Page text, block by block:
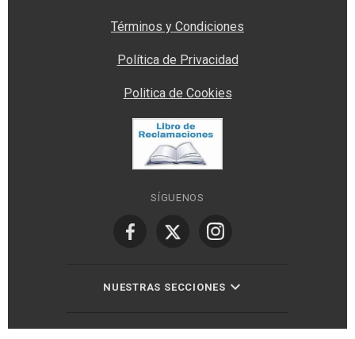
Términos y Condiciones
Política de Privacidad
Politica de Cookies
SÍGUENOS
NUESTRAS SECCIONES